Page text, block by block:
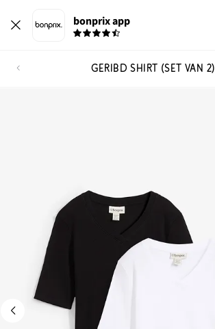
bonprix app
GERIBD SHIRT (SET VAN 2)